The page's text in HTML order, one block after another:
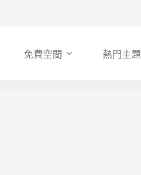
免費空間 熱門主題